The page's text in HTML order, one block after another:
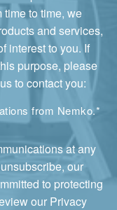
time to time, we
and services,
interest to you. If
purpose, please
to contact you:
from Nemko.*
at any
our
to protecting
our Privacy